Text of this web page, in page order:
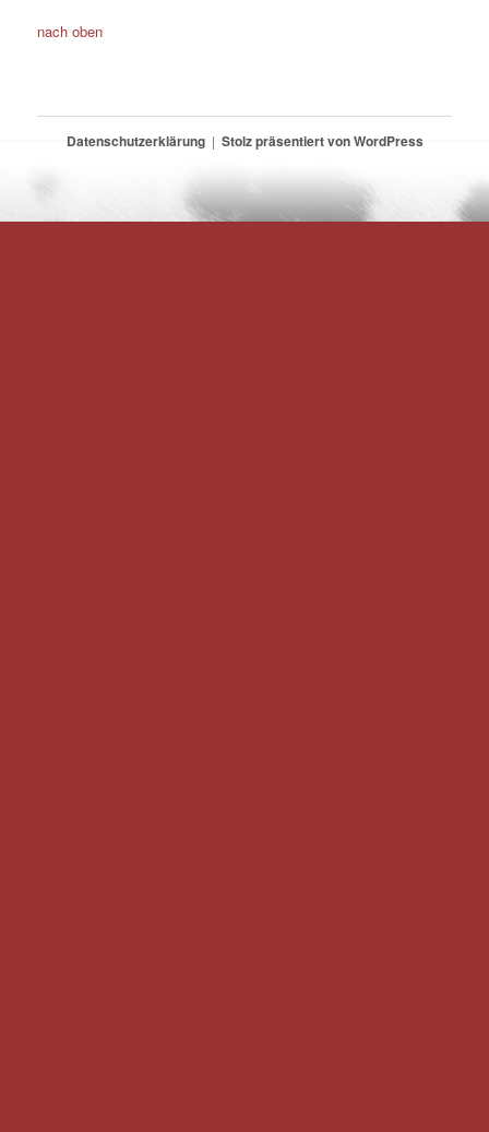
nach oben
Datenschutzerklärung Stolz präsentiert von WordPress